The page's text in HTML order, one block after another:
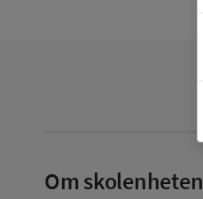
Om skolenheten